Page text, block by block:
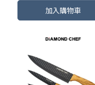
加入購物車